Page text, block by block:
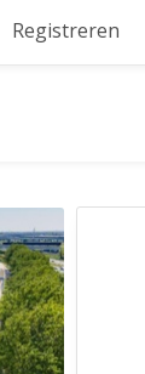
Registreren